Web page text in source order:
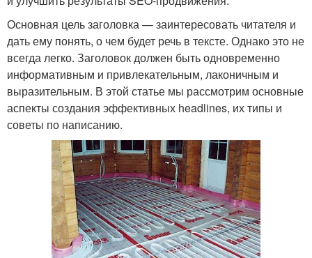
Основная цель заголовка — заинтересовать читателя и
дать ему понять, о чем будет речь в тексте. Однако это не
всегда легко. Заголовок должен быть одновременно
информативным и привлекательным, лаконичным и
выразительным. В этой статье мы рассмотрим основные
аспекты создания эффективных headlines, их типы и
советы по написанию.